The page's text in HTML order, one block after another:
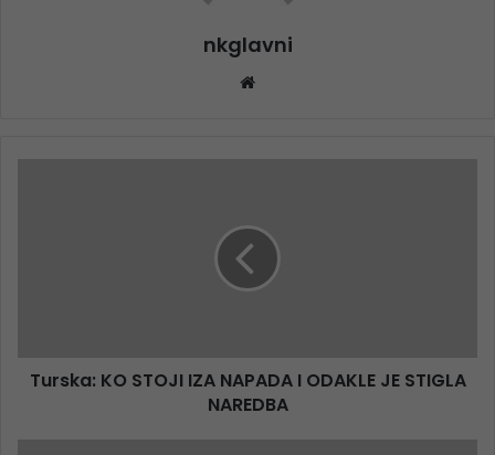
nkglavni
Turska: KO STOJI IZA NAPADA I ODAKLE JE STIGLA
NAREDBA